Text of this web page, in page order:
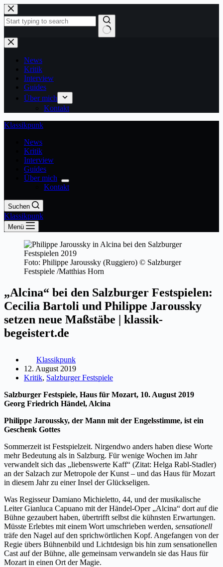
Zum
Inhalt
springen
Keine
Ergebnisse
News
Kritik
Interview
Guides
Über mich
Kontakt
Klassikpunk
News
Kritik
Interview
Guides
Über mich
Kontakt
Suchen
Klassikpunk
Menü
Foto: Philippe Jaroussky (Ruggiero) © Salzburger
Festspiele /Matthias Horn
„Alcina“ bei den Salzburger Festspielen:
Cecilia Bartoli und Philippe Jaroussky
setzen neue Maßstäbe | klassik-
begeistert.de
Klassikpunk
12. August 2019
Kritik, Salzburger Festspiele
Salzburger Festspiele, Haus für Mozart, 10. August 2019
Georg Friedrich Händel, Alcina
Philippe Jaroussky, der Mann mit der Engelsstimme, ist ein
Geschenk Gottes
Sommerzeit ist Festspielzeit. Nirgendwo anders haben diese Worte
mehr Bedeutung als in Salzburg. Für wenige Wochen im Jahr
verwandelt sich das „liebenswerte Kaff“ (Zitat: Helga Rabl-Stadler)
an der Salzach zur Metropole der Kunst – und das Haus für Mozart
in diesem Jahr zu einer Insel der Glückseligen.
Was Regisseur Damiano Michieletto, 44, und der musikalische
Leiter Gianluca Capuano mit der Händel-Oper „Alcina“ dort auf die
Bühne gezaubert haben, übertrifft selbst die kühnsten Erwartungen.
Müsste Erlebtes mit einem Wort umschrieben werden, sensationell
träfe den Nagel auf den sprichwörtlichen Kopf. Angefangen von der
Regie übers Bühnenbild und Lichtdesign bis hin zum sensationellen
Cast auf der Bühne, alle gemeinsam verwandeln sie das Haus für
Mozart in einen Ort der Magie.